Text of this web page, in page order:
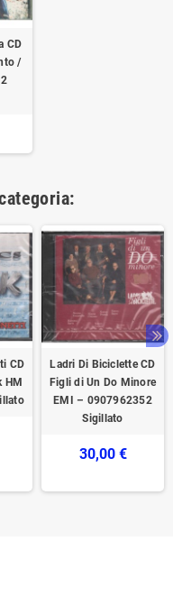
CD
/
CD
HM
Ladri Di Biciclette CD
Figli di Un Do Minore
EMI – 0907962352
Sigillato
30,00 €